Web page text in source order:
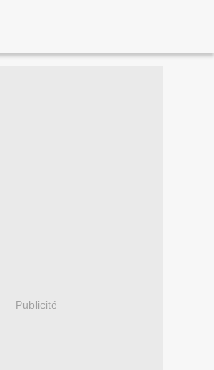
Publicité